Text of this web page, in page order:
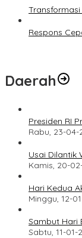
Transformasi
Respons
Daerah
Presiden RI
Rabu, 23-04-
Usai Dilantik
Kamis, 20-
Hari Kedua
Minggu, 12-
Sambut Hari
Sabtu, 11-01-